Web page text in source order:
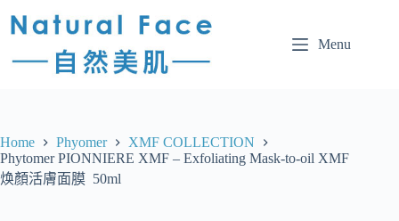
Menu
Home Phyomer
XMF COLLECTION
Phytomer PIONNIERE XMF – Exfoliating Mask-to-oil XMF
焕顏活膚面膜 50ml